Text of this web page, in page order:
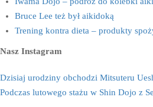
Bruce Lee też był aikidoką
Trening kontra dieta – produkty
Nasz Instagram
Dzisiaj urodziny obchodzi Mitsuteru
Podczas lutowego stażu w Shin Dojo z